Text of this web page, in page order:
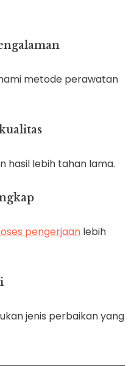
metode perawatan
hasil lebih tahan lama.
pengerjaan lebih
jenis perbaikan yang